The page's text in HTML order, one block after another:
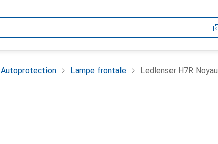
Autoprotection Lampe frontale Ledlenser H7R Noyau